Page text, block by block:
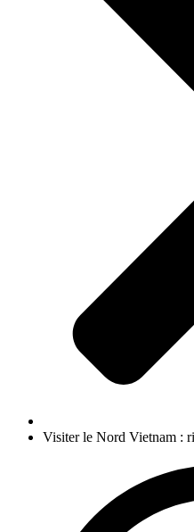
Visiter le Nord Vietnam :